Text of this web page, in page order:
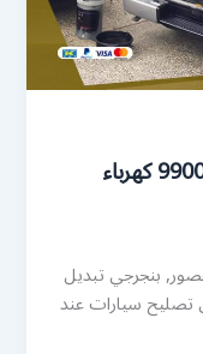
كراج القصور | كراج متنقل 99007355 كهرباء
بنجرجي تبديل
تصليح سيارات عند